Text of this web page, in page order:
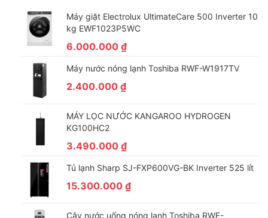
Máy giặt Electrolux UltimateCare 500 Inverter 10
kg EWF1023P5WC
6.000.000 ₫
Máy nước nóng lạnh Toshiba RWF-W1917TV
2.400.000 ₫
MÁY LỌC NƯỚC KANGAROO HYDROGEN
KG100HC2
3.490.000 ₫
Tủ lạnh Sharp SJ-FXP600VG-BK Inverter 525 lít
15.300.000 ₫
Cây nước uống nóng lạnh Toshiba RWF-